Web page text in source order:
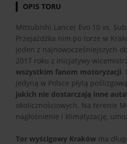
OPIS TORU
Mitsubishi Lancer Evo 10 vs.
Przejażdżka nim po torze w
jeden z najnowocześniejszych
2017 roku z inicjatywy
wszystkim fanom motoryzacji.
jedyną w Polsce płytą
jakich nie dostarczają inne auta!
okolicznościowych. Na terenie
nagłośnienie i klimatyzację,
Tor wyścigowy Kraków ma